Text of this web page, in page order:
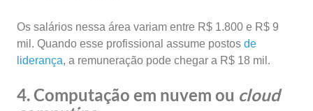
Os salários nessa área variam entre R$ 1.800 e R$ 9
mil. Quando esse profissional assume postos de
liderança, a remuneração pode chegar a R$ 18 mil.
4. Computação em nuvem ou cloud